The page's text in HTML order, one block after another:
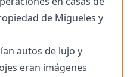
de Migueles y
autos de lujo y
eran imágenes